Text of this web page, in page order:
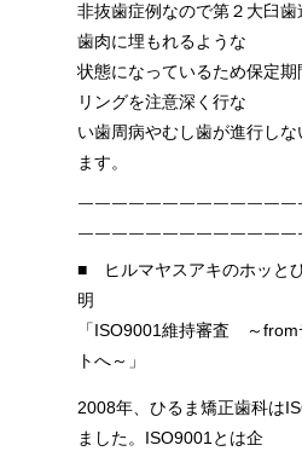
非抜歯症例なので第２大臼
歯肉に埋もれるような
状態になっているため保定
リングを注意深く行な
い歯周病やむし歯が進行し
ます。
￣￣￣￣￣￣￣￣￣￣￣￣
￣￣￣￣￣￣￣￣￣￣￣￣￣
■ ヒルマヤスアキのホッと
明
「ISO9001維持審査 ～
トへ～」
2008年、ひるま矯正歯科は
ました。ISO9001とは企